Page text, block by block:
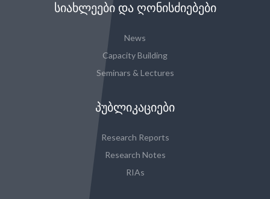
ᲡᲘᲐᲮᲚᲔᲔᲑᲘ ᲓᲐ ᲦᲝᲜᲘᲡᲫᲘᲔᲑᲔᲑᲘ
News
Capacity Building
Seminars & Lectures
ᲞᲣᲑᲚᲘᲙᲐᲪᲘᲔᲑᲘ
Research Reports
Research Notes
RIAs